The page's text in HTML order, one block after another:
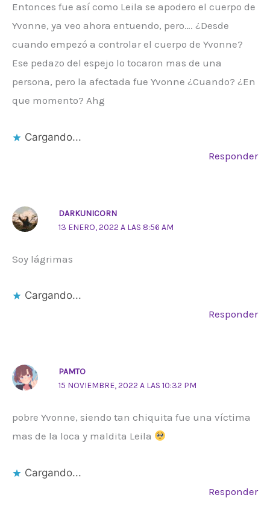
Entonces fue así como Leila se apodero el cuerpo de
Yvonne, ya veo ahora entuendo, pero…. ¿Desde
cuando empezó a controlar el cuerpo de Yvonne?
Ese pedazo del espejo lo tocaron mas de una
persona, pero la afectada fue Yvonne ¿Cuando? ¿En
que momento? Ahg
Cargando...
Responder
DARKUNICORN
13 ENERO, 2022 A LAS 8:56 AM
Soy lágrimas
Cargando...
Responder
PAMTO
15 NOVIEMBRE, 2022 A LAS 10:32 PM
pobre Yvonne, siendo tan chiquita fue una víctima
mas de la loca y maldita Leila
Cargando...
Responder